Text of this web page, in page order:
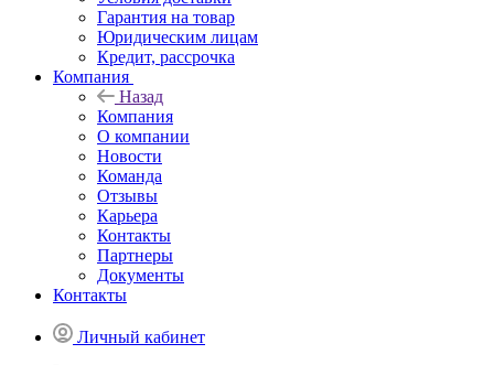
Гарантия на товар
Юридическим лицам
Кредит, рассрочка
Компания
Назад
Компания
О компании
Новости
Команда
Отзывы
Карьера
Контакты
Партнеры
Документы
Контакты
Личный кабинет